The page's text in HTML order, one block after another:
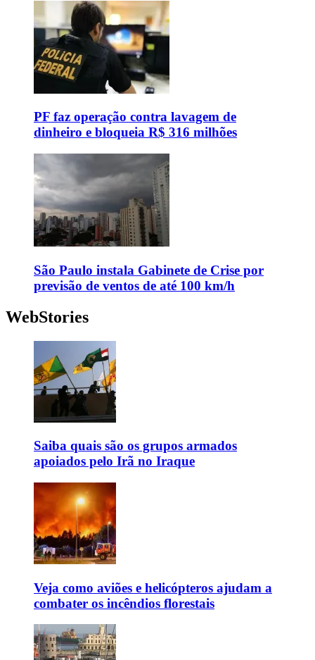
PF faz operação contra lavagem de
dinheiro e bloqueia R$ 316 milhões
São Paulo instala Gabinete de Crise por
previsão de ventos de até 100 km/h
WebStories
Saiba quais são os grupos armados
apoiados pelo Irã no Iraque
Veja como aviões e helicópteros ajudam a
combater os incêndios florestais